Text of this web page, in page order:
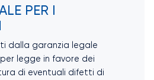
PER I
dalla garanzia legale
legge in favore dei
di eventuali difetti di